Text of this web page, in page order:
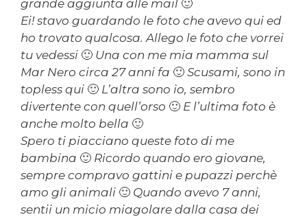
grande aggiunta alle mail 🙂
Ei! stavo guardando le foto che avevo qui ed
ho trovato qualcosa. Allego le foto che vorrei
tu vedessi 🙂 Una con me mia mamma sul
Mar Nero circa 27 anni fa 🙂 Scusami, sono in
topless qui 🙂 L’altra sono io, sembro
divertente con quell’orso 🙂 E l’ultima foto è
anche molto bella 🙂
Spero ti piacciano queste foto di me
bambina 🙂 Ricordo quando ero giovane,
sempre compravo gattini e pupazzi perchè
amo gli animali 🙂 Quando avevo 7 anni,
sentii un micio miagolare dalla casa dei